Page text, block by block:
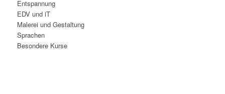
Entspannung
EDV und iT
Malerei und Gestaltung
Sprachen
Besondere Kurse